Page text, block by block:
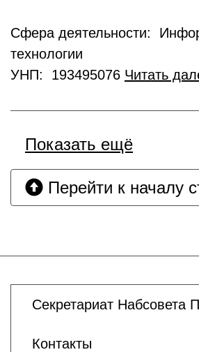
Сфера деятельности:
технологии
УНП: 193495076 Читать
Показать ещё
Перейти к началу
Секретариат Набсовета
Контакты